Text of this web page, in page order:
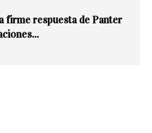
firme respuesta de Panter